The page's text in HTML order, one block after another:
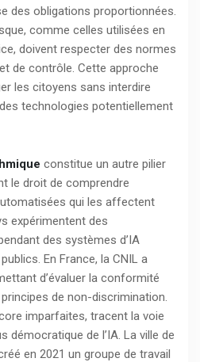
des obligations proportionnées.
comme celles utilisées en
doivent respecter des normes
de contrôle. Cette approche
les citoyens sans interdire
technologies potentiellement
constitue un autre pilier
le droit de comprendre
qui les affectent
expérimentent des
des systèmes d’IA
En France, la CNIL a
d’évaluer la conformité
de non-discrimination.
imparfaites, tracent la voie
démocratique de l’IA. La ville de
en 2021 un groupe de travail